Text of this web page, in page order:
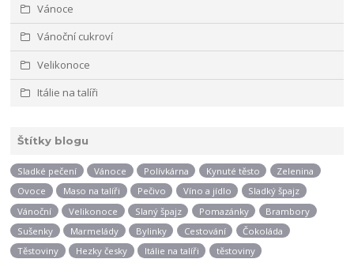
Vánoce
Vánoční cukroví
Velikonoce
Itálie na talíři
Štítky blogu
Sladké pečení Vánoce Polívkárna Kynuté těsto
Zelenina
Ovoce
Maso na talíři Pečivo Víno a jídlo
Sladký špajz
Vánoční
Velikonoce Slaný špajz Pomazánky
Brambory
Sušenky
Marmelády Bylinky Cestování
Čokoláda
Těstoviny
Hezky česky Itálie na talíři těstoviny